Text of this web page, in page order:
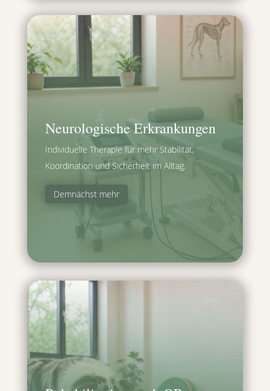
Neurologische Erkrankungen
Individuelle Therapie für mehr Stabilität,
Koordination und Sicherheit im Alltag.
Demnächst mehr